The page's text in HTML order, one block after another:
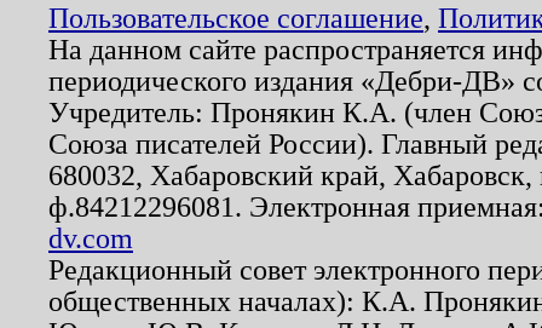
Пользовательское соглашение,
На данном сайте распространяется
периодического издания «Дебри-ДВ»
Учредитель: Пронякин К.А. (член
Союза писателей России). Главный
680032, Хабаровский край,
ф.84212296081. Электронная
dv.com
Редакционный совет электронного
общественных началах): К.А.